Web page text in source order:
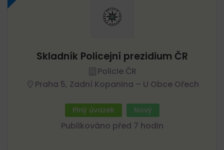
Skladník Policejní prezidium ČR
Policie ČR
Praha 5, Zadní Kopanina – U Obce Ořech
Plný úvazek Nový
Publikováno před 7 hodin